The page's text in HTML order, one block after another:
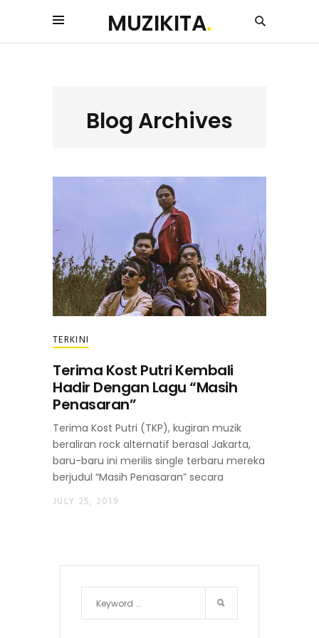
MUZIKITA.
Blog Archives
TERKINI
Terima Kost Putri Kembali
Hadir Dengan Lagu “Masih
Penasaran”
Terima Kost Putri (TKP), kugiran muzik
beraliran rock alternatif berasal Jakarta,
baru-baru ini merilis single terbaru mereka
berjudul “Masih Penasaran” secara
JULY 25, 2019